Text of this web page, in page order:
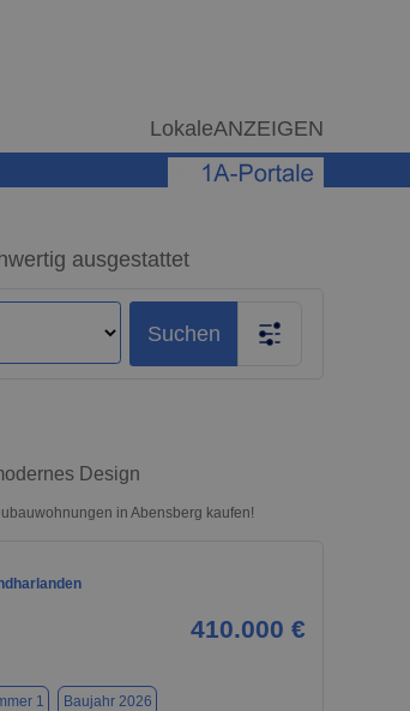
LokaleANZEIGEN
ausgestattet
Suchen
Design
in Abensberg kaufen!
410.000 €
1 Baujahr 2026